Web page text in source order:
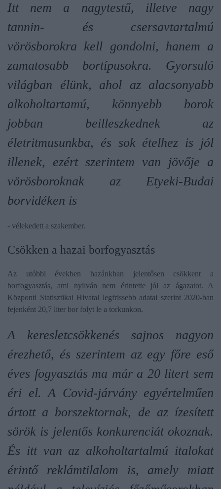
Itt nem a nagytestű, illetve nagy
tannin- és csersavtartalmú
vörösborokra kell gondolni, hanem a
zamatosabb bortípusokra. Gyorsuló
világban élünk, ahol az alacsonyabb
alkoholtartamú, könnyebb borok
jobban beilleszkednek az
életritmusunkba, és sok ételhez is jól
illenek, ezért szerintem van jövője a
vörösboroknak az Etyeki-Budai
borvidéken is
- vélekedett a szakember.
Csökken a hazai borfogyasztás
Az utóbbi években hazánkban jelentősen csökkent a
borfogyasztás, ami nyilván nem érintette jól az ágazatot. A
Központi Statisztikai Hivatal legfrissebb adatai szerint 2020-ban
fejenként 20,7 liter bor folyt le a torkunkon.
A keresletcsökkenés sajnos nagyon
érezhető, és szerintem az egy főre eső
éves fogyasztás ma már a 20 litert sem
éri el. A Covid-járvány egyértelműen
ártott a borszektornak, de az ízesített
sörök is jelentős konkurenciát okoznak.
És itt van az alkoholtartalmú italokat
érintő reklámtilalom is, amely miatt